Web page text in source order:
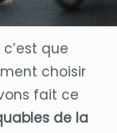
que
choisir
fait ce
de la